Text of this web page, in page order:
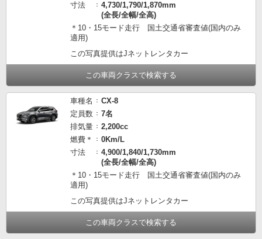
寸法
4,730/1,790/1,870mm
(全長/全幅/全高)
＊10・15モード走行 国土交通省審査値(国内のみ
適用)
この写真提供はJネットレンタカー
この車両クラスで検索する
車種名
CX-8
定員数
7名
排気量
2,200cc
燃費＊
0Km/L
寸法
4,900/1,840/1,730mm
(全長/全幅/全高)
＊10・15モード走行 国土交通省審査値(国内のみ
適用)
この写真提供はJネットレンタカー
この車両クラスで検索する